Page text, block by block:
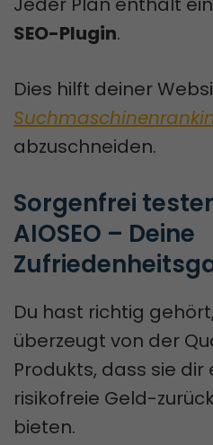
SEO-Plugin.
Dies hilft deiner
abzuschneiden.
Sorgenfrei
AIOSEO – Deine
Du hast richtig gehört,
überzeugt von der
Produkts, dass sie dir
risikofreie Geld-
bieten.